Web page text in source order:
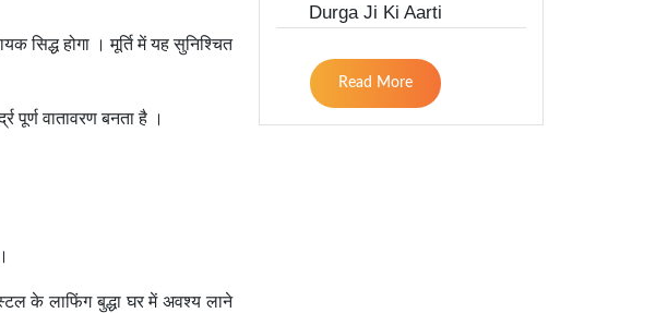
सिद्ध होगा । मूर्ति में यह सुनिश्चित
पूर्ण वातावरण बनता है ।
के लाफिंग बुद्धा घर में अवश्य लाने
Durga Ji Ki Aarti
Read More